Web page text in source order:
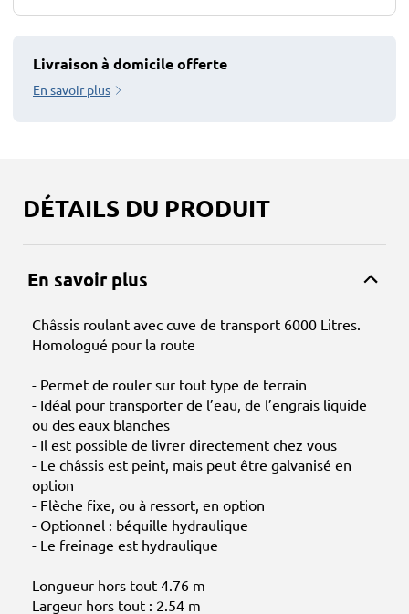
Livraison à domicile offerte
En savoir plus
DÉTAILS DU PRODUIT
En savoir plus
Châssis roulant avec cuve de transport 6000 Litres.
Homologué pour la route
- Permet de rouler sur tout type de terrain
- Idéal pour transporter de l’eau, de l’engrais liquide
ou des eaux blanches
- Il est possible de livrer directement chez vous
- Le châssis est peint, mais peut être galvanisé en
option
- Flèche fixe, ou à ressort, en option
- Optionnel : béquille hydraulique
- Le freinage est hydraulique
Longueur hors tout 4.76 m
Largeur hors tout : 2.54 m